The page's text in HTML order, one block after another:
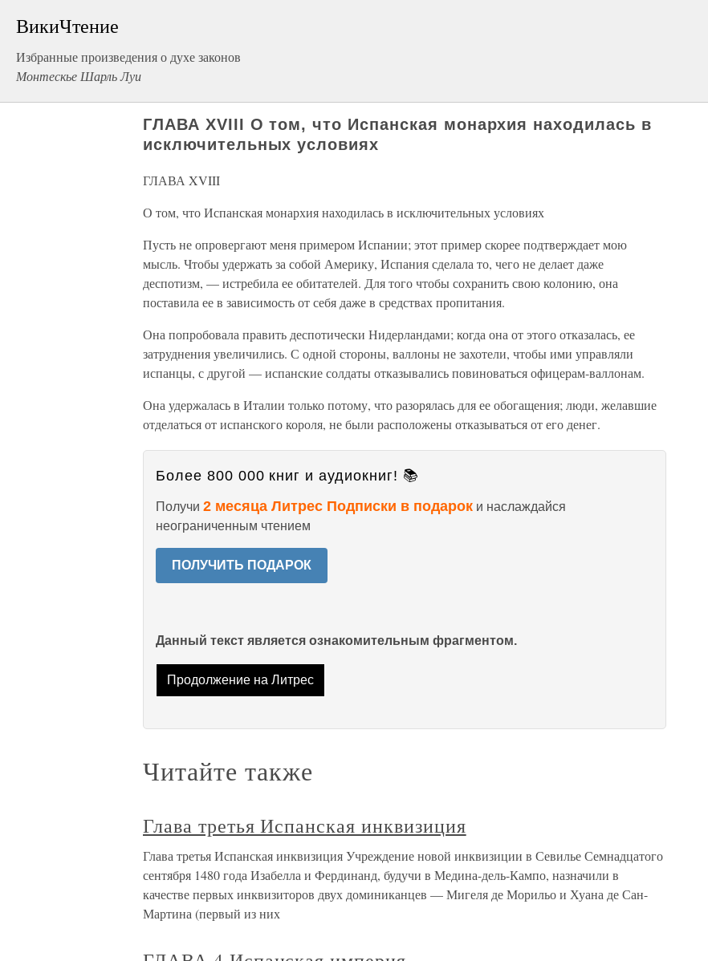
ВикиЧтение
Избранные произведения о духе законов
Монтескье Шарль Луи
ГЛАВА XVIII О том, что Испанская монархия находилась в
исключительных условиях
ГЛАВА XVIII
О том, что Испанская монархия находилась в исключительных условиях
Пусть не опровергают меня примером Испании; этот пример скорее подтверждает мою
мысль. Чтобы удержать за собой Америку, Испания сделала то, чего не делает даже
деспотизм, — истребила ее обитателей. Для того чтобы сохранить свою колонию, она
поставила ее в зависимость от себя даже в средствах пропитания.
Она попробовала править деспотически Нидерландами; когда она от этого отказалась, ее
затруднения увеличились. С одной стороны, валлоны не захотели, чтобы ими управляли
испанцы, с другой — испанские солдаты отказывались повиноваться офицерам-валлонам.
Она удержалась в Италии только потому, что разорялась для ее обогащения; люди, желавшие
отделаться от испанского короля, не были расположены отказываться от его денег.
Более 800 000 книг и аудиокниг! 📚
Получи 2 месяца Литрес Подписки в подарок и наслаждайся
неограниченным чтением
ПОЛУЧИТЬ ПОДАРОК
Данный текст является ознакомительным фрагментом.
Продолжение на Литрес
Читайте также
Глава третья Испанская инквизиция
Глава третья Испанская инквизиция Учреждение новой инквизиции в Севилье Семнадцатого
сентября 1480 года Изабелла и Фердинанд, будучи в Медина-дель-Кампо, назначили в
качестве первых инквизиторов двух доминиканцев — Мигеля де Морильо и Хуана де Сан-
Мартина (первый из них